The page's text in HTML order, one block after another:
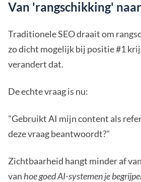
Van 'rangschikking'
Traditionele SEO draait om
zo dicht mogelijk bij positie #1
verandert dat.
De echte vraag is nu:
"Gebruikt AI mijn content als
deze vraag beantwoordt?"
Zichtbaarheid hangt minder af
van hoe goed AI-systemen je